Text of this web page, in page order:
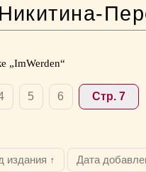
„ImWerden“
5 6 Стр. 7
издания ↑ Дата